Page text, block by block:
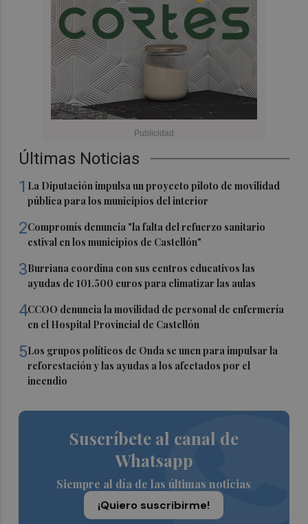
Últimas Noticias
1 La Diputación impulsa un proyecto piloto de movilidad
pública para los municipios del interior
2Compromís denuncia "la falta del refuerzo sanitario
estival en los municipios de Castellón"
3Burriana coordina con sus centros educativos las
ayudas de 101.500 euros para climatizar las aulas
4CCOO denuncia la movilidad de personal de enfermería
en el Hospital Provincial de Castellón
5Los grupos políticos de Onda se unen para impulsar la
reforestación y las ayudas a los afectados por el
incendio
Suscríbete al canal de
Whatsapp
Siempre al día de las últimas noticias
¡Quiero suscribirme!